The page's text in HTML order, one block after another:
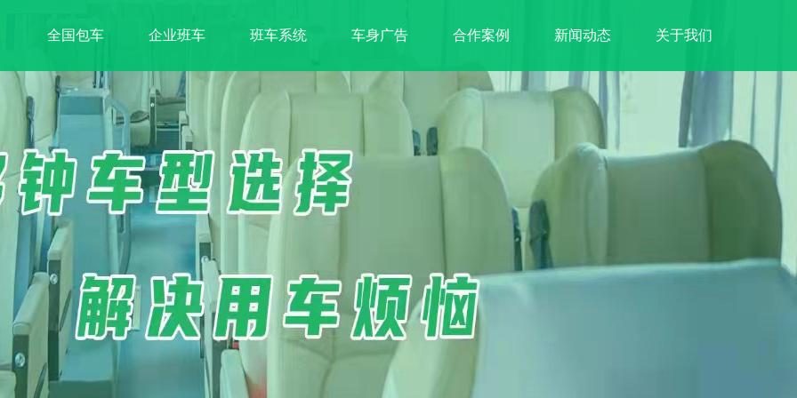
全国包车 企业班车 班车系统 车身广告 合作案例 新闻动态 关于我们